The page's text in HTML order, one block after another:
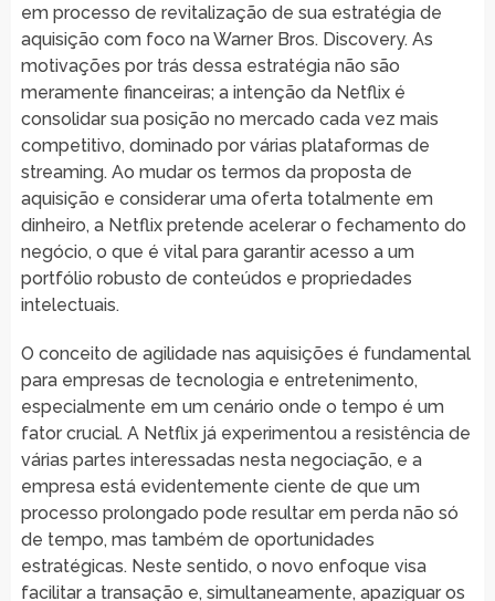
em processo de revitalização de sua estratégia de
aquisição com foco na Warner Bros. Discovery. As
motivações por trás dessa estratégia não são
meramente financeiras; a intenção da Netflix é
consolidar sua posição no mercado cada vez mais
competitivo, dominado por várias plataformas de
streaming. Ao mudar os termos da proposta de
aquisição e considerar uma oferta totalmente em
dinheiro, a Netflix pretende acelerar o fechamento do
negócio, o que é vital para garantir acesso a um
portfólio robusto de conteúdos e propriedades
intelectuais.
O conceito de agilidade nas aquisições é fundamental
para empresas de tecnologia e entretenimento,
especialmente em um cenário onde o tempo é um
fator crucial. A Netflix já experimentou a resistência de
várias partes interessadas nesta negociação, e a
empresa está evidentemente ciente de que um
processo prolongado pode resultar em perda não só
de tempo, mas também de oportunidades
estratégicas. Neste sentido, o novo enfoque visa
facilitar a transação e, simultaneamente, apaziguar os